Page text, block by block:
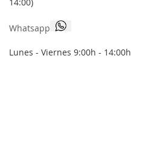
Whatsapp
Lunes - Viernes 9:00h - 14:00h